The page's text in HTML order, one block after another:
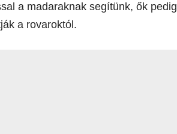
a madaraknak segítünk, ők pedig
a rovaroktól.